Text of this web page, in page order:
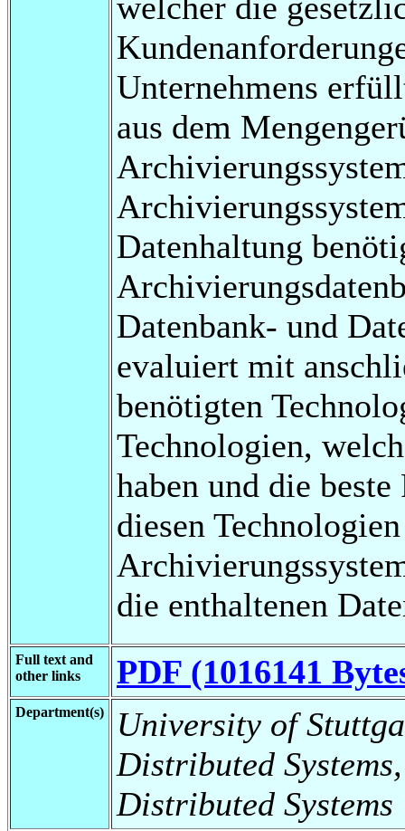
Unternehmens
aus dem
Datenhaltung
Datenbank- und
evaluiert mit
benötigten
Technologien,
haben und die
diesen
die enthaltenen
Full text and
other links
PDF (1016141
Department(s)
University of
Distributed
Distributed Systems